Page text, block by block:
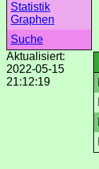
Statistik
Graphen
Suche
Aktualisiert:
2022-05-15
21:12:19